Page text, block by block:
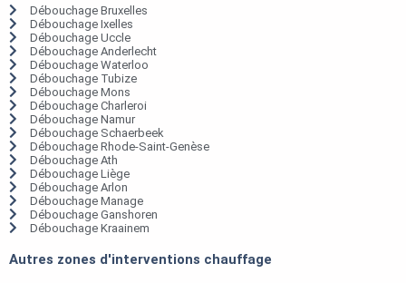
Débouchage Bruxelles
Débouchage Ixelles
Débouchage Uccle
Débouchage Anderlecht
Débouchage Waterloo
Débouchage Tubize
Débouchage Mons
Débouchage Charleroi
Débouchage Namur
Débouchage Schaerbeek
Débouchage Rhode-Saint-Genèse
Débouchage Ath
Débouchage Liège
Débouchage Arlon
Débouchage Manage
Débouchage Ganshoren
Débouchage Kraainem
Autres zones d'interventions chauffage